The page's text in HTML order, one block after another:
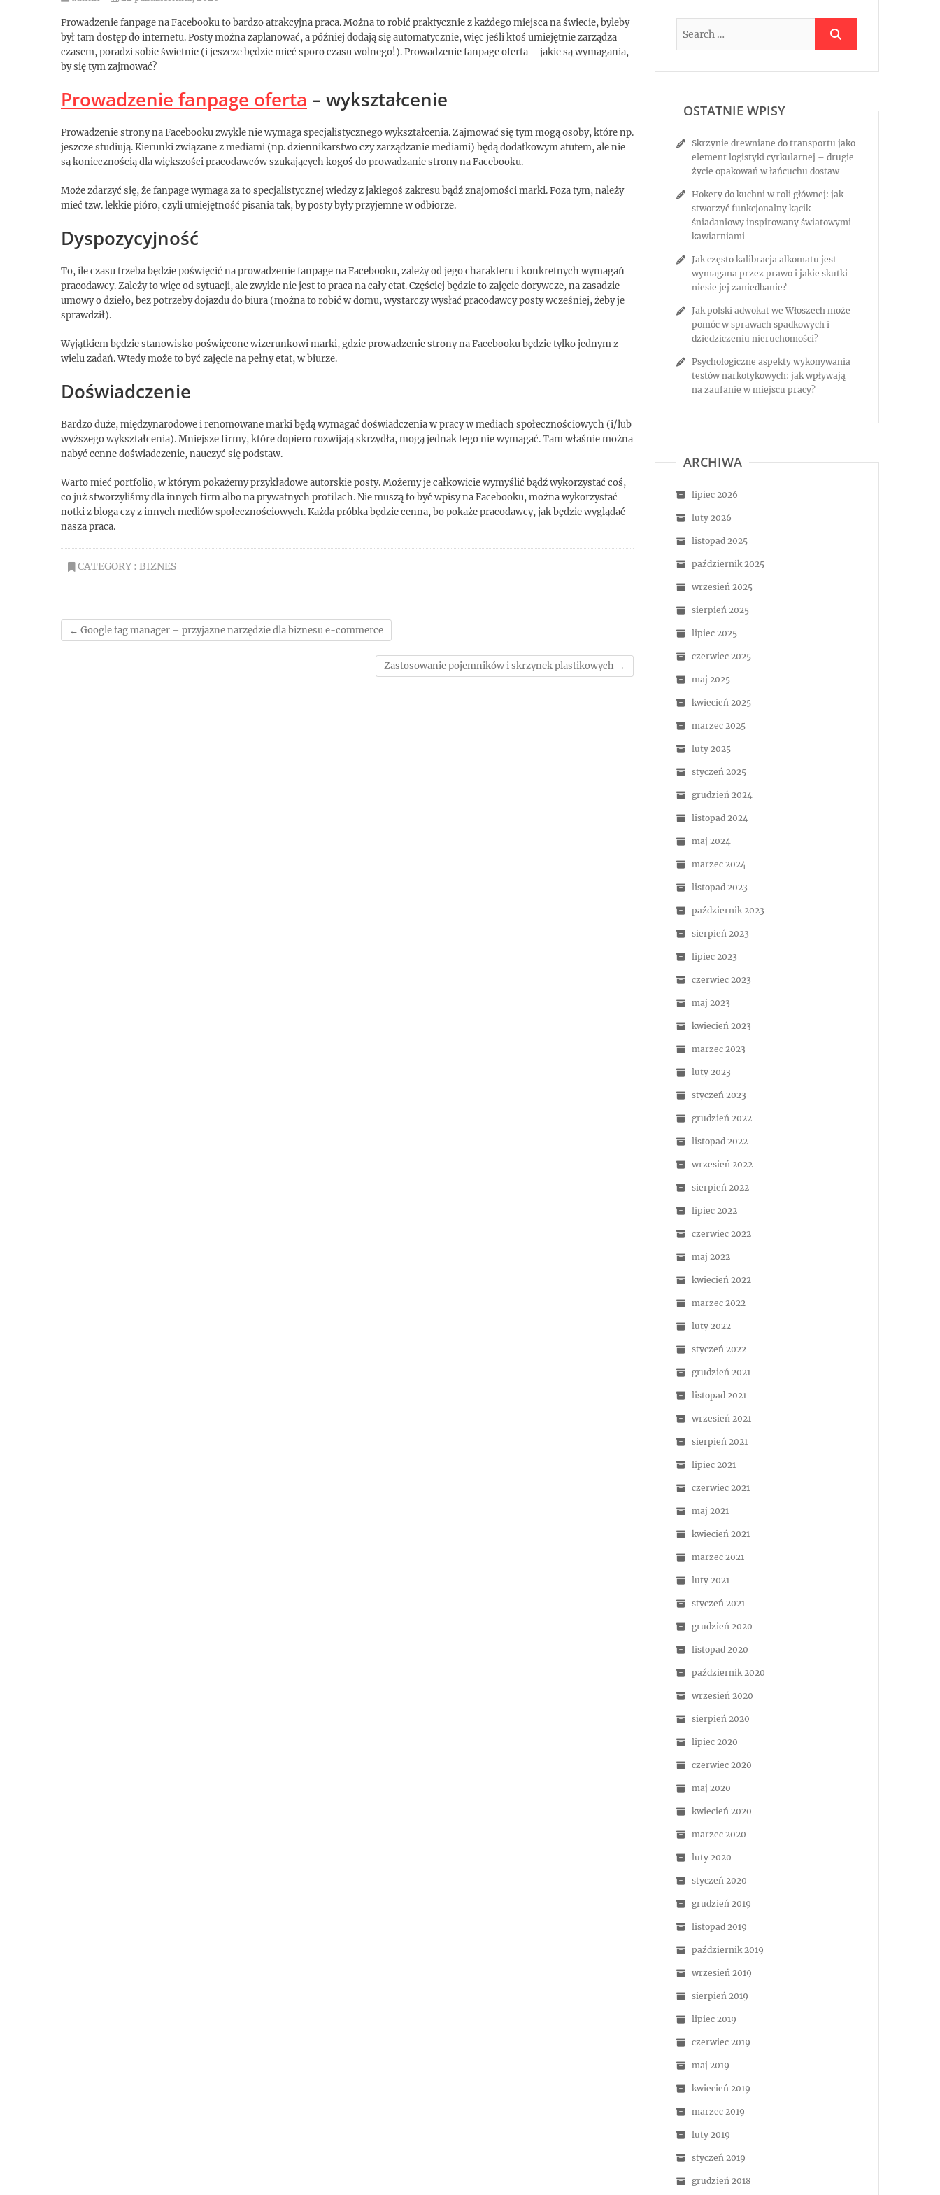
Prowadzenie fanpage na Facebooku to bardzo atrakcyjna praca. Można to robić praktycznie z każdego miejsca na świecie, byleby
był tam dostęp do internetu. Posty można zaplanować, a później dodają się automatycznie, więc jeśli ktoś umiejętnie zarządza
czasem, poradzi sobie świetnie (i jeszcze będzie mieć sporo czasu wolnego!). Prowadzenie fanpage oferta – jakie są wymagania,
by się tym zajmować?
Prowadzenie fanpage oferta – wykształcenie
Prowadzenie strony na Facebooku zwykle nie wymaga specjalistycznego wykształcenia. Zajmować się tym mogą osoby, które np.
jeszcze studiują. Kierunki związane z mediami (np. dziennikarstwo czy zarządzanie mediami) będą dodatkowym atutem, ale nie
są koniecznością dla większości pracodawców szukających kogoś do prowadzanie strony na Facebooku.
Może zdarzyć się, że fanpage wymaga za to specjalistycznej wiedzy z jakiegoś zakresu bądź znajomości marki. Poza tym, należy
mieć tzw. lekkie pióro, czyli umiejętność pisania tak, by posty były przyjemne w odbiorze.
Dyspozycyjność
To, ile czasu trzeba będzie poświęcić na prowadzenie fanpage na Facebooku, zależy od jego charakteru i konkretnych wymagań
pracodawcy. Zależy to więc od sytuacji, ale zwykle nie jest to praca na cały etat. Częściej będzie to zajęcie dorywcze, na zasadzie
umowy o dzieło, bez potrzeby dojazdu do biura (można to robić w domu, wystarczy wysłać pracodawcy posty wcześniej, żeby je
sprawdził).
Wyjątkiem będzie stanowisko poświęcone wizerunkowi marki, gdzie prowadzenie strony na Facebooku będzie tylko jednym z
wielu zadań. Wtedy może to być zajęcie na pełny etat, w biurze.
Doświadczenie
Bardzo duże, międzynarodowe i renomowane marki będą wymagać doświadczenia w pracy w mediach społecznościowych (i/lub
wyższego wykształcenia). Mniejsze firmy, które dopiero rozwijają skrzydła, mogą jednak tego nie wymagać. Tam właśnie można
nabyć cenne doświadczenie, nauczyć się podstaw.
Warto mieć portfolio, w którym pokażemy przykładowe autorskie posty. Możemy je całkowicie wymyślić bądź wykorzystać coś,
co już stworzyliśmy dla innych firm albo na prywatnych profilach. Nie muszą to być wpisy na Facebooku, można wykorzystać
notki z bloga czy z innych mediów społecznościowych. Każda próbka będzie cenna, bo pokaże pracodawcy, jak będzie wyglądać
nasza praca.
CATEGORY : BIZNES
← Google tag manager – przyjazne narzędzie dla biznesu e-commerce
Zastosowanie pojemników i skrzynek plastikowych →
OSTATNIE WPISY
Skrzynie drewniane do transportu jako
element logistyki cyrkularnej – drugie
życie opakowań w łańcuchu dostaw
Hokery do kuchni w roli głównej: jak
stworzyć funkcjonalny kącik
śniadaniowy inspirowany światowymi
kawiarniami
Jak często kalibracja alkomatu jest
wymagana przez prawo i jakie skutki
niesie jej zaniedbanie?
Jak polski adwokat we Włoszech może
pomóc w sprawach spadkowych i
dziedziczeniu nieruchomości?
Psychologiczne aspekty wykonywania
testów narkotykowych: jak wpływają
na zaufanie w miejscu pracy?
ARCHIWA
lipiec 2026
luty 2026
listopad 2025
październik 2025
wrzesień 2025
sierpień 2025
lipiec 2025
czerwiec 2025
maj 2025
kwiecień 2025
marzec 2025
luty 2025
styczeń 2025
grudzień 2024
listopad 2024
maj 2024
marzec 2024
listopad 2023
październik 2023
sierpień 2023
lipiec 2023
czerwiec 2023
maj 2023
kwiecień 2023
marzec 2023
luty 2023
styczeń 2023
grudzień 2022
listopad 2022
wrzesień 2022
sierpień 2022
lipiec 2022
czerwiec 2022
maj 2022
kwiecień 2022
marzec 2022
luty 2022
styczeń 2022
grudzień 2021
listopad 2021
wrzesień 2021
sierpień 2021
lipiec 2021
czerwiec 2021
maj 2021
kwiecień 2021
marzec 2021
luty 2021
styczeń 2021
grudzień 2020
listopad 2020
październik 2020
wrzesień 2020
sierpień 2020
lipiec 2020
czerwiec 2020
maj 2020
kwiecień 2020
marzec 2020
luty 2020
styczeń 2020
grudzień 2019
listopad 2019
październik 2019
wrzesień 2019
sierpień 2019
lipiec 2019
czerwiec 2019
maj 2019
kwiecień 2019
marzec 2019
luty 2019
styczeń 2019
grudzień 2018